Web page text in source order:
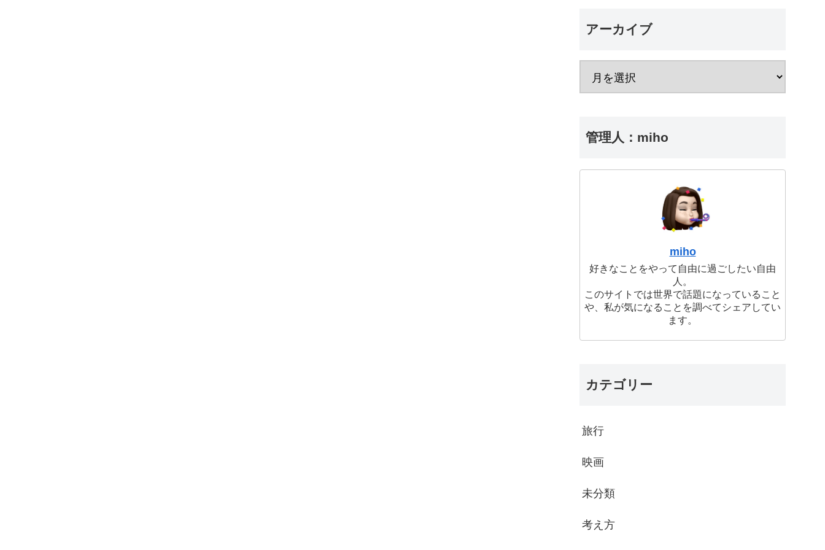
アーカイブ
管理人：miho
miho
好きなことをやって自由に過ごしたい自由
人。
このサイトでは世界で話題になっていること
や、私が気になることを調べてシェアしてい
ます。
カテゴリー
旅行
映画
未分類
考え方